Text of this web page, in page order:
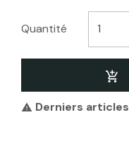
Quantité
 Derniers